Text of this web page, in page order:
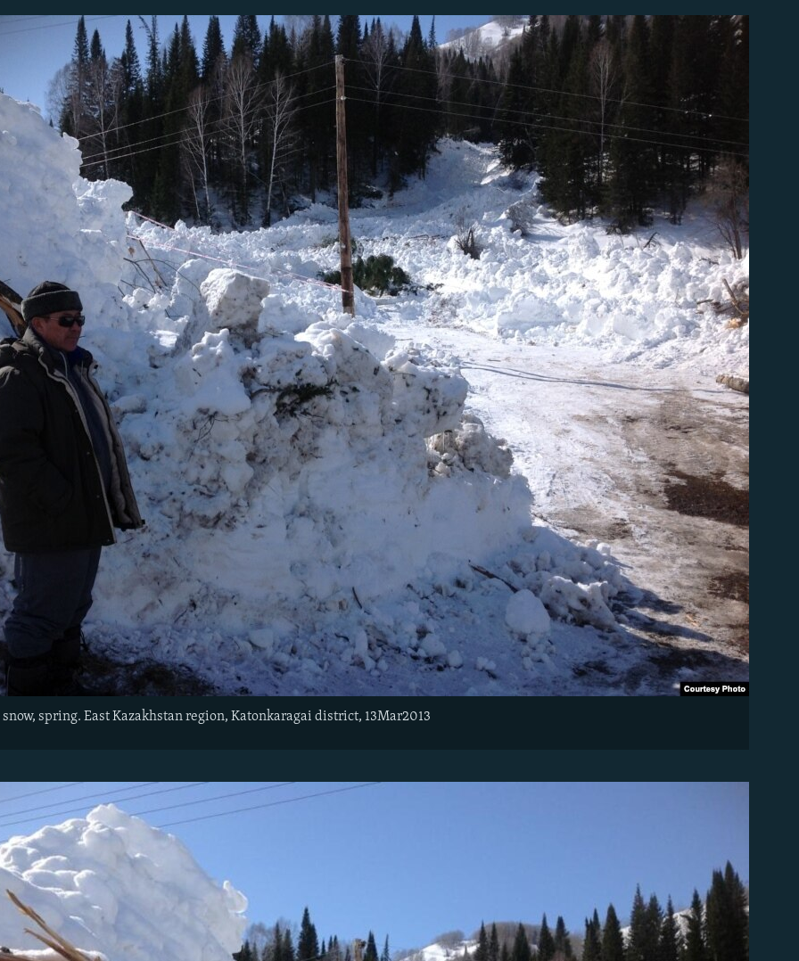
spring. East Kazakhstan region, Katonkaragai district, 13Mar2013